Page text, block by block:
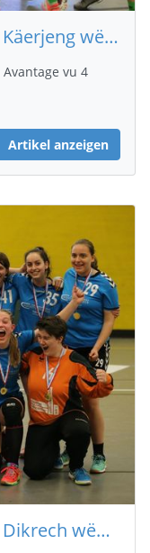
U19 Jongen : Den Handball Käerjeng wënnt d'Coupe Finall mat 31 - 28 géint den HB Diddeleng
vu 4
Artikel anzeigen
U18 Meedercher : De Chev Dikrech wënnt d'Coupe Finall mat 33 - 24 géint d'Red Boys Déifferdeng